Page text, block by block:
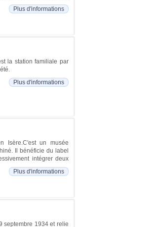
Plus d'informations
la station familiale par
Plus d'informations
Isère.C'est un musée
Il bénéficie du label
intégrer deux
Plus d'informations
septembre 1934 et relie